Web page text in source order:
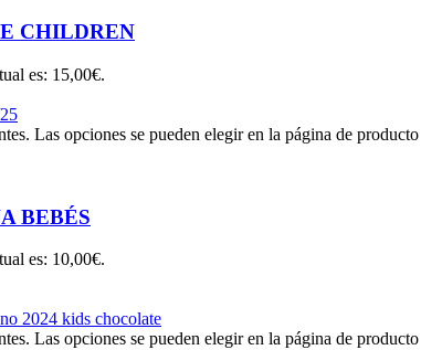
CHILDREN
es: 15,00€.
Las opciones se pueden elegir en la página de producto
BEBÉS
es: 10,00€.
Las opciones se pueden elegir en la página de producto